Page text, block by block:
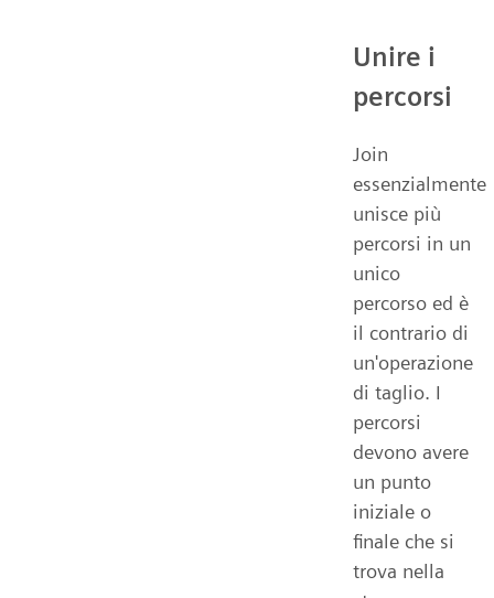
Unire i
percorsi
Join
essenzialmente
unisce più
percorsi in un
unico
percorso ed è
il contrario di
un'operazione
di taglio. I
percorsi
devono avere
un punto
iniziale o
finale che si
trova nella